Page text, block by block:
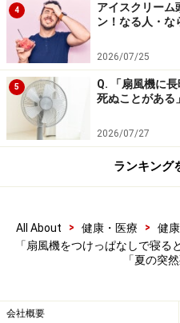
【突然死の本当の原
ングル”、入浴・飲
「扇風機で死ぬことはない
上がりに、ビールを飲みな
が、突然死した」といった
もしれません。
あるのだ」という誤解を呼
原因ではありません。し
ることはできません。いく
き状況なのです。
4
アイスクリー
ン！なる人・な
2026/07/25
5
Q. 「扇風機に
死ぬことがある
2026/07/27
ランキング
All About > 健康・医療 > 健
「扇風機をつけっぱなしで寝
「夏の突
会社概要